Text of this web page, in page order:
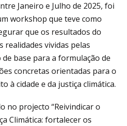
Janeiro e Julho de 2025, foi
workshop que teve como
que os resultados do
realidades vividas pelas
base para a formulação de
concretas orientadas para o
à cidade e da justiça climática.
no projecto “Reivindicar o
Climática: fortalecer os